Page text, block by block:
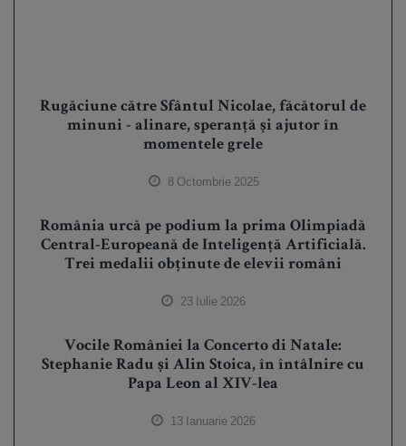
Rugăciune către Sfântul Nicolae, făcătorul de
minuni - alinare, speranță și ajutor în
momentele grele
8 Octombrie 2025
România urcă pe podium la prima Olimpiadă
Central-Europeană de Inteligență Artificială.
Trei medalii obținute de elevii români
23 Iulie 2026
Vocile României la Concerto di Natale:
Stephanie Radu și Alin Stoica, în întâlnire cu
Papa Leon al XIV-lea
13 Ianuarie 2026